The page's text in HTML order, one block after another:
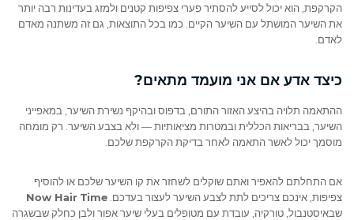
הקרקפת, הוא יכול לסייע להסתיר פערי צפיפות קטנים ולמזג בעדינות רבה יותר
את השיער המושתל עם השיער הקיים. כמו בכל התוצאות, גם זה משתנה מאדם
לאדם.
כיצד אדע אם אני מועמד מתאים?
ההתאמה תלויה בהיצע האזור התורם, בדפוס ובהיקף נשירת השיער, במאפייני
השיער, בבריאות הכללית ובמטרות מציאותיות — ולא בצבע השיער. רק מומחה
מוסמך יכול לאשר התאמה לאחר בדיקת הקרקפת שלכם.
אם התחלתם להאפיר ואתם שוקלים לשחזר את קו השיער שלכם או להוסיף
צפיפות, אינכם צריכים לתת לצבע השיער לעצור בעדכם. Now Hair Time
שבאיסטנבול, טורקיה, עובדת עם מטופלים בעלי שיער אפור ולבן כחלק שבשגרה